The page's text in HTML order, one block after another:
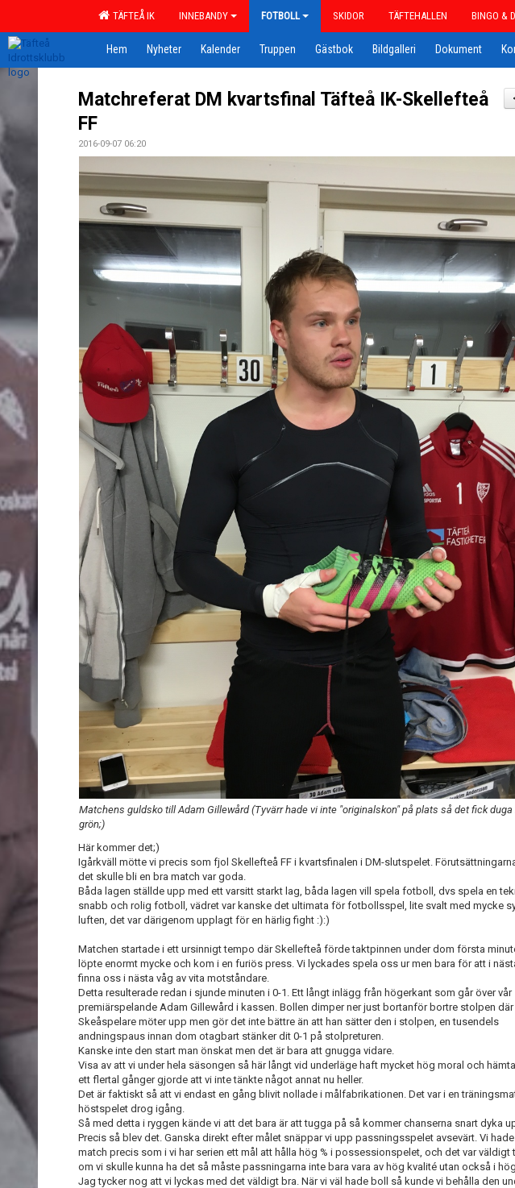
TÄFTEÅ IK INNEBANDY FOTBOLL SKIDOR TÄFTEHALLEN BINGO &
Hem Nyheter Kalender Truppen Gästbok Bildgalleri Dokument
Matchreferat DM kvartsfinal Täfteå IK-Skellefteå
FF
2016-09-07 06:20
Matchens guldsko till Adam Gillewård (Tyvärr hade vi inte "originalskon" på plats så det fick duga
grön;)
Här kommer det;)
Igårkväll mötte vi precis som fjol Skellefteå FF i kvartsfinalen i DM-slutspelet.
det skulle bli en bra match var goda.
Båda lagen ställde upp med ett varsitt starkt lag, båda lagen vill spela fotboll, dvs spela en
snabb och rolig fotboll, vädret var kanske det ultimata för fotbollsspel, lite svalt med mycke
luften, det var därigenom upplagt för en härlig fight :):)
Matchen startade i ett ursinnigt tempo där Skellefteå förde taktpinnen under dom första
löpte enormt mycke och kom i en furiös press. Vi lyckades spela oss ur men bara för att i
finna oss i nästa våg av vita motståndare.
Detta resulterade redan i sjunde minuten i 0-1. Ett långt inlägg från högerkant som går över vår
premiärspelande Adam Gillewård i kassen. Bollen dimper ner just bortanför bortre stolpen där
Skeåspelare möter upp men gör det inte bättre än att han sätter den i stolpen, en tusendels
andningspaus innan dom otagbart stänker dit 0-1 på stolpreturen.
Kanske inte den start man önskat men det är bara att gnugga vidare.
Visa av att vi under hela säsongen så här långt vid underläge haft mycket hög moral och
ett flertal gånger gjorde att vi inte tänkte något annat nu heller.
Det är faktiskt så att vi endast en gång blivit nollade i målfabrikationen. Det var i en
höstspelet drog igång.
Så med detta i ryggen kände vi att det bara är att tugga på så kommer chanserna snart dyka
Precis så blev det. Ganska direkt efter målet snäppar vi upp passningsspelet avsevärt. Vi hade
match precis som i vi har serien ett mål att hålla hög % i possessionspelet, och det var väldigt
om vi skulle kunna ha det så måste passningarna inte bara vara av hög kvalité utan också i
Jag tycker nog att vi lyckas med det väldigt bra. När vi väl hade boll så kunde vi behålla den